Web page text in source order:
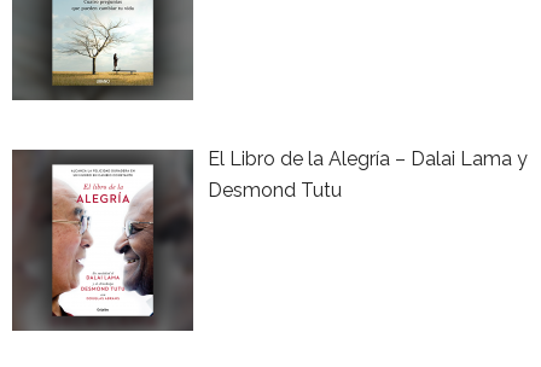
El Libro de la Alegría – Dalai Lama y
Desmond Tutu